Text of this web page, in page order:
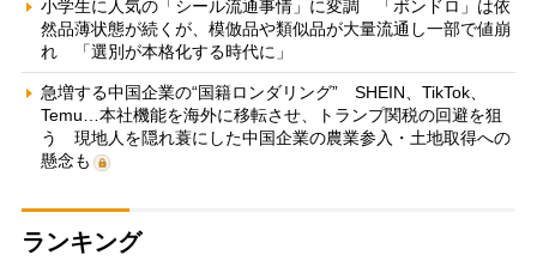
小学生に人気の「シール流通事情」に変調 「ボンドロ」は依
然品薄状態が続くが、模倣品や類似品が大量流通し一部で値崩
れ 「選別が本格化する時代に」
急増する中国企業の“国籍ロンダリング” SHEIN、TikTok、
Temu…本社機能を海外に移転させ、トランプ関税の回避を狙
う 現地人を隠れ蓑にした中国企業の農業参入・土地取得への
懸念も
ランキング